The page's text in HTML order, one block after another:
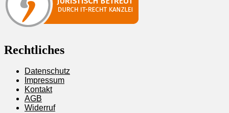
Rechtliches
Datenschutz
Impressum
Kontakt
AGB
Widerruf